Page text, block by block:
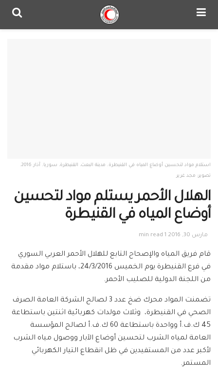
استلام مواد لتحسين أوضاع المياه في القنيطرة. مدينة البعث، القنيطرة، سوريا. آذار 2016.
تصوير: مجد غرير
الهلال الأحمر يستلم مواد لتحسين
أوضاع المياه في القنيطرة
مارس 30, 2016 1 min read
قام فريق المياه والإصحاح التابع للهلال الأحمر العربي السوري
في فرع القنيطرة يوم الخميس 24/3/2016، باستلام مواد مقدمة
من اللجنة الدولية للصليب الأحمر.
تضمنت المواد محرك ضخ عدد 3 لصالح الشركة العامة الصرف
الصحي في القنيطرة، وثلاث مولدات كهربائية اثنتين باستطاعة
45 ك.ف.أ وواحدة باستطاعة 60 ك.ف.أ لصالح المؤسسة
العامة لمياه الشرب لتحسين أوضاع الآبار ووصول مياه الشرب
لأكبر عدد من المستفيدين في ظل انقطاع التيار الكهربائي
المستمر.